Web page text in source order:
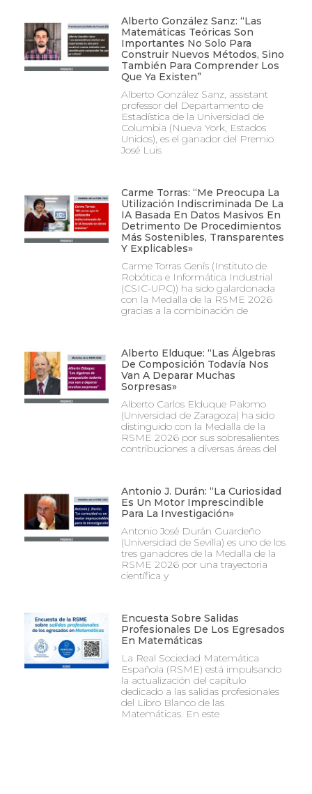
Alberto González Sanz: “Las
Matemáticas Teóricas Son
Importantes No Solo Para
Construir Nuevos Métodos, Sino
También Para Comprender Los
Que Ya Existen”
Alberto González Sanz, assistant
professor del Departamento de
Estadística de la Universidad de
Columbia (Nueva York, Estados
Unidos), es el ganador del Premio
José Luis
Carme Torras: “Me Preocupa La
Utilización Indiscriminada De La
IA Basada En Datos Masivos En
Detrimento De Procedimientos
Más Sostenibles, Transparentes
Y Explicables»
Carme Torras Genís (Instituto de
Robótica e Informática Industrial
(CSIC-UPC)) ha sido galardonada
con la Medalla de la RSME 2026
gracias a la combinación de
Alberto Elduque: “Las Álgebras
De Composición Todavía Nos
Van A Deparar Muchas
Sorpresas»
Alberto Carlos Elduque Palomo
(Universidad de Zaragoza) ha sido
distinguido con la Medalla de la
RSME 2026 por sus sobresalientes
contribuciones a diversas áreas del
Antonio J. Durán: “La Curiosidad
Es Un Motor Imprescindible
Para La Investigación»
Antonio José Durán Guardeño
(Universidad de Sevilla) es uno de los
tres ganadores de la Medalla de la
RSME 2026 por una trayectoria
científica y
Encuesta Sobre Salidas
Profesionales De Los Egresados
En Matemáticas
La Real Sociedad Matemática
Española (RSME) está impulsando
la actualización del capítulo
dedicado a las salidas profesionales
del Libro Blanco de las
Matemáticas. En este